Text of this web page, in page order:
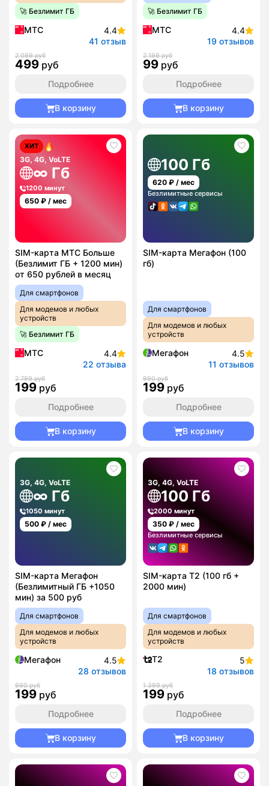
🚀 Безлимит ГБ
МТС
4.4
41 отзыв
2 099 руб
499 руб
Подробнее
В корзину
🚀 Безлимит ГБ
МТС
4.4
19 отзывов
2 199 руб
99 руб
Подробнее
В корзину
ХИТ
3G, 4G, VoLTE
∞ Гб
1200 минут
650 ₽ / мес
SIM-карта МТС Больше
(Безлимит ГБ + 1200 мин)
от 650 рублей в месяц
Для смартфонов
Для модемов и любых
устройств
🚀 Безлимит ГБ
МТС
4.4
22 отзыва
2 799 руб
199 руб
Подробнее
В корзину
100 Гб
620 ₽ / мес
Безлимитные сервисы
SIM-карта Мегафон (100
гб)
Для смартфонов
Для модемов и любых
устройств
Мегафон
4.5
11 отзывов
990 руб
199 руб
Подробнее
В корзину
3G, 4G, VoLTE
∞ Гб
1050 минут
500 ₽ / мес
SIM-карта Мегафон
(Безлимитный ГБ +1050
мин) за 500 руб
Для смартфонов
Для модемов и любых
устройств
Мегафон
4.5
28 отзывов
990 руб
199 руб
Подробнее
В корзину
3G, 4G, VoLTE
100 Гб
2000 минут
350 ₽ / мес
Безлимитные сервисы
SIM-карта T2 (100 гб +
2000 мин)
Для смартфонов
Для модемов и любых
устройств
T2
5
18 отзывов
1 399 руб
199 руб
Подробнее
В корзину